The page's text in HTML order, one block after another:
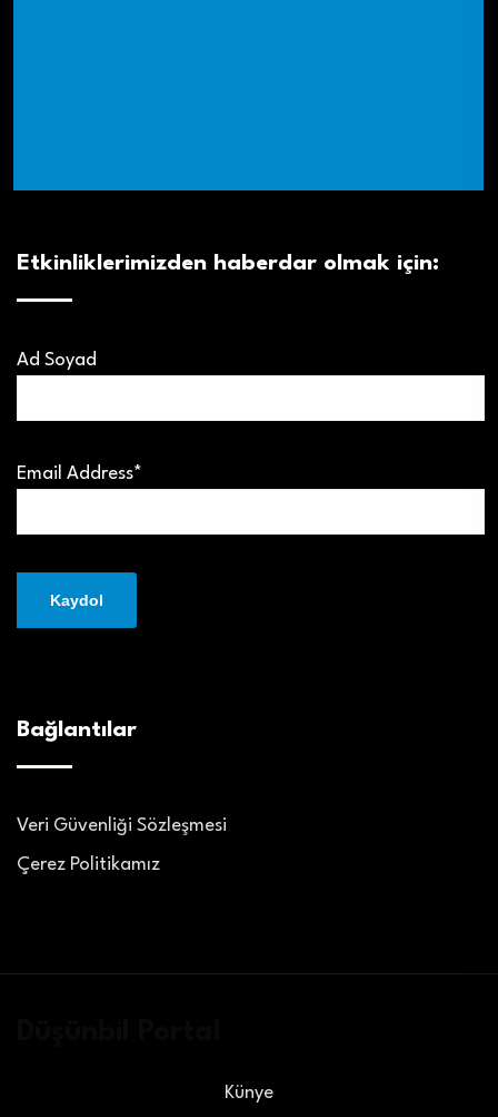
Etkinliklerimizden haberdar olmak için:
Ad Soyad
Email Address*
Bağlantılar
Veri Güvenliği Sözleşmesi
Çerez Politikamız
Künye